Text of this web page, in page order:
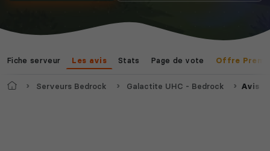
Myth of Empires Enshrouded
Fiche serveur Les avis Stats Page de vote Offre
AccueilServeurs Bedrock Galactite UHC - Bedrock Avis